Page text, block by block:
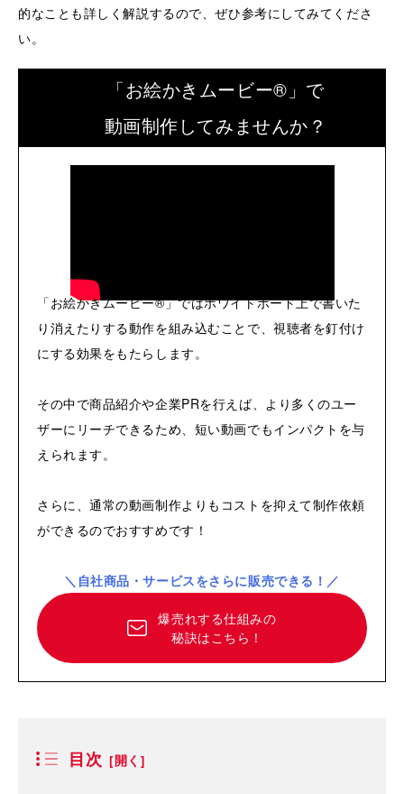
的なことも詳しく解説するので、ぜひ参考にしてみてくださ
い。
「お絵かきムービー®」で
動画制作してみませんか？
「お絵かきムービー®」ではホワイトボード上で書いた
り消えたりする動作を組み込むことで、視聴者を釘付け
にする効果をもたらします。
その中で商品紹介や企業PRを行えば、より多くのユー
ザーにリーチできるため、短い動画でもインパクトを与
えられます。
さらに、通常の動画制作よりもコストを抑えて制作依頼
ができるのでおすすめです！
＼自社商品・サービスをさらに販売できる！／
爆売れする仕組みの
秘訣はこちら！
目次